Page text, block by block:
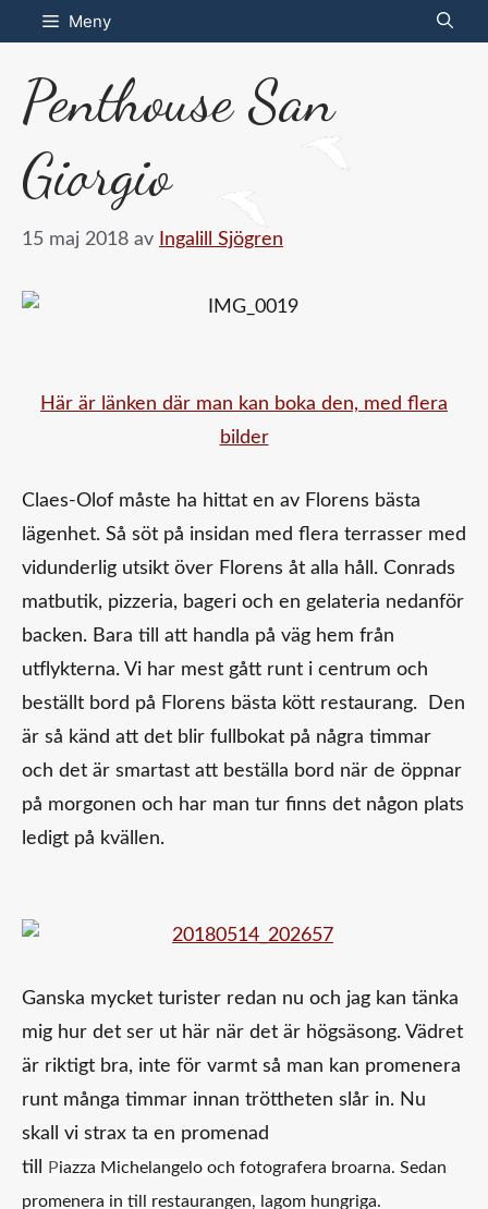
Hoppa
till
innehåll
Meny
Penthouse San
Giorgio
15 maj 2018 av Ingalill Sjögren
Här är länken där man kan boka den, med flera
bilder
Claes-Olof måste ha hittat en av Florens bästa
lägenhet. Så söt på insidan med flera terrasser med
vidunderlig utsikt över Florens åt alla håll. Conrads
matbutik, pizzeria, bageri och en gelateria nedanför
backen. Bara till att handla på väg hem från
utflykterna. Vi har mest gått runt i centrum och
beställt bord på Florens bästa kött restaurang. Den
är så känd att det blir fullbokat på några timmar
och det är smartast att beställa bord när de öppnar
på morgonen och har man tur finns det någon plats
ledigt på kvällen.
Ganska mycket turister redan nu och jag kan tänka
mig hur det ser ut här när det är högsäsong. Vädret
är riktigt bra, inte för varmt så man kan promenera
runt många timmar innan tröttheten slår in. Nu
skall vi strax ta en promenad
till
Piazza Michelangelo och fotografera broarna. Sedan
promenera in till restaurangen, lagom hungriga.